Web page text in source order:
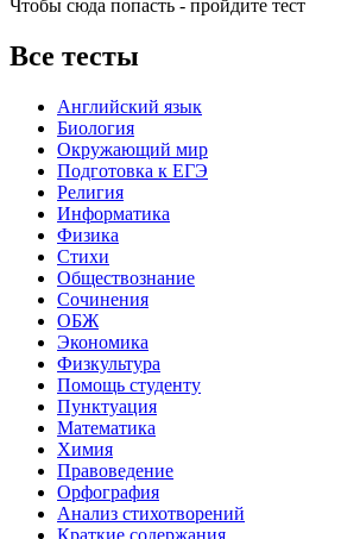
Чтобы сюда попасть - пройдите тест
Все тесты
Английский язык
Биология
Окружающий мир
Подготовка к ЕГЭ
Религия
Информатика
Физика
Стихи
Обществознание
Сочинения
ОБЖ
Экономика
Физкультура
Помощь студенту
Пунктуация
Математика
Химия
Правоведение
Орфография
Анализ стихотворений
Краткие содержания